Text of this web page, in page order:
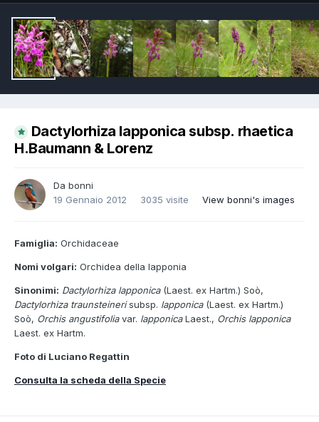
Dactylorhiza lapponica subsp. rhaetica
H.Baumann & Lorenz
Da bonni
19 Gennaio 2012
3035 visite View bonni's images
Famiglia: Orchidaceae
Nomi volgari: Orchidea della lapponia
Sinonimi: Dactylorhiza lapponica(Laest. ex Hartm.) Soò,
Dactylorhiza traunsteinerisubsp. lapponica(Laest. ex Hartm.)
Soò, Orchis angustifoliavar. lapponicaLaest., Orchis lapponica
Laest. ex Hartm.
Foto di Luciano Regattin
Consulta la scheda della Specie